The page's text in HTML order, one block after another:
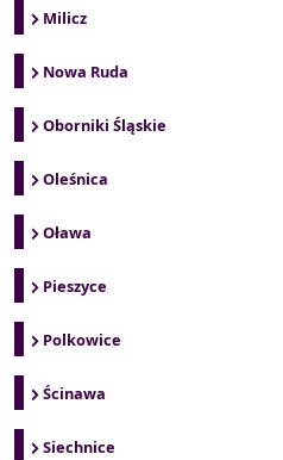
Milicz
Nowa Ruda
Oborniki Śląskie
Oleśnica
Oława
Pieszyce
Polkowice
Ścinawa
Siechnice